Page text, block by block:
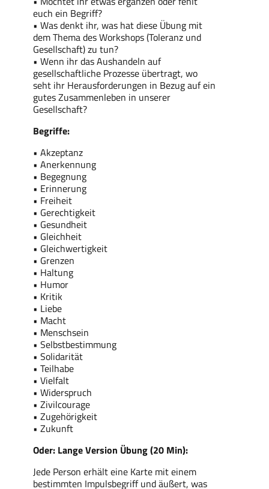
euch ein Begriff?
• Was denkt ihr, was hat diese Übung mit
dem Thema des Workshops (Toleranz und
Gesellschaft) zu tun?
• Wenn ihr das Aushandeln auf
gesellschaftliche Prozesse übertragt, wo
seht ihr Herausforderungen in Bezug auf ein
gutes Zusammenleben in unserer
Gesellschaft?
Begriffe:
• Akzeptanz
• Anerkennung
• Begegnung
• Erinnerung
• Freiheit
• Gerechtigkeit
• Gesundheit
• Gleichheit
• Gleichwertigkeit
• Grenzen
• Haltung
• Humor
• Kritik
• Liebe
• Macht
• Menschsein
• Selbstbestimmung
• Solidarität
• Teilhabe
• Vielfalt
• Widerspruch
• Zivilcourage
• Zugehörigkeit
• Zukunft
Oder: Lange Version Übung (20 Min):
Jede Person erhält eine Karte mit einem
bestimmten Impulsbegriff und äußert, was